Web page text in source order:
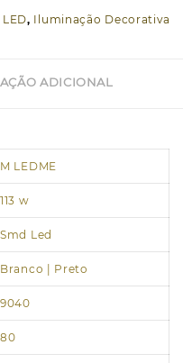
, Iluminação Decorativa
ADICIONAL
M LEDME
113 w
Smd Led
Branco | Preto
9040
80